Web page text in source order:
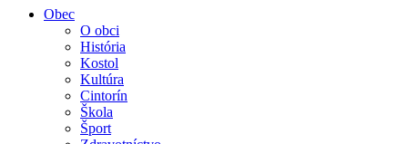
Obec
O obci
História
Kostol
Kultúra
Cintorín
Škola
Šport